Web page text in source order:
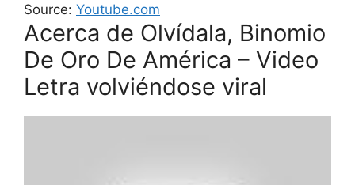
Source: Youtube.com
Acerca de Olvídala, Binomio
De Oro De América – Video
Letra volviéndose viral